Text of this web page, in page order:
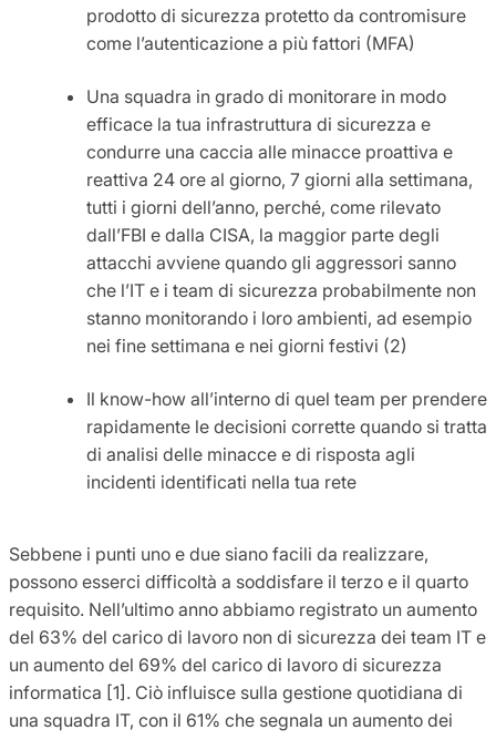
prodotto di sicurezza protetto da contromisure
come l’autenticazione a più fattori (MFA)
Una squadra in grado di monitorare in modo
efficace la tua infrastruttura di sicurezza e
condurre una caccia alle minacce proattiva e
reattiva 24 ore al giorno, 7 giorni alla settimana,
tutti i giorni dell’anno, perché, come rilevato
dall’FBI e dalla CISA, la maggior parte degli
attacchi avviene quando gli aggressori sanno
che l’IT e i team di sicurezza probabilmente non
stanno monitorando i loro ambienti, ad esempio
nei fine settimana e nei giorni festivi (2)
Il know-how all’interno di quel team per prendere
rapidamente le decisioni corrette quando si tratta
di analisi delle minacce e di risposta agli
incidenti identificati nella tua rete
Sebbene i punti uno e due siano facili da realizzare,
possono esserci difficoltà a soddisfare il terzo e il quarto
requisito. Nell’ultimo anno abbiamo registrato un aumento
del 63% del carico di lavoro non di sicurezza dei team IT e
un aumento del 69% del carico di lavoro di sicurezza
informatica [1]. Ciò influisce sulla gestione quotidiana di
una squadra IT, con il 61% che segnala un aumento dei